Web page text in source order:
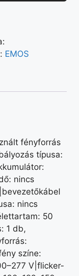
EMOS
fényforrás
típusa:
nincs
nincs
50
1 db,
színe:
V|flicker-